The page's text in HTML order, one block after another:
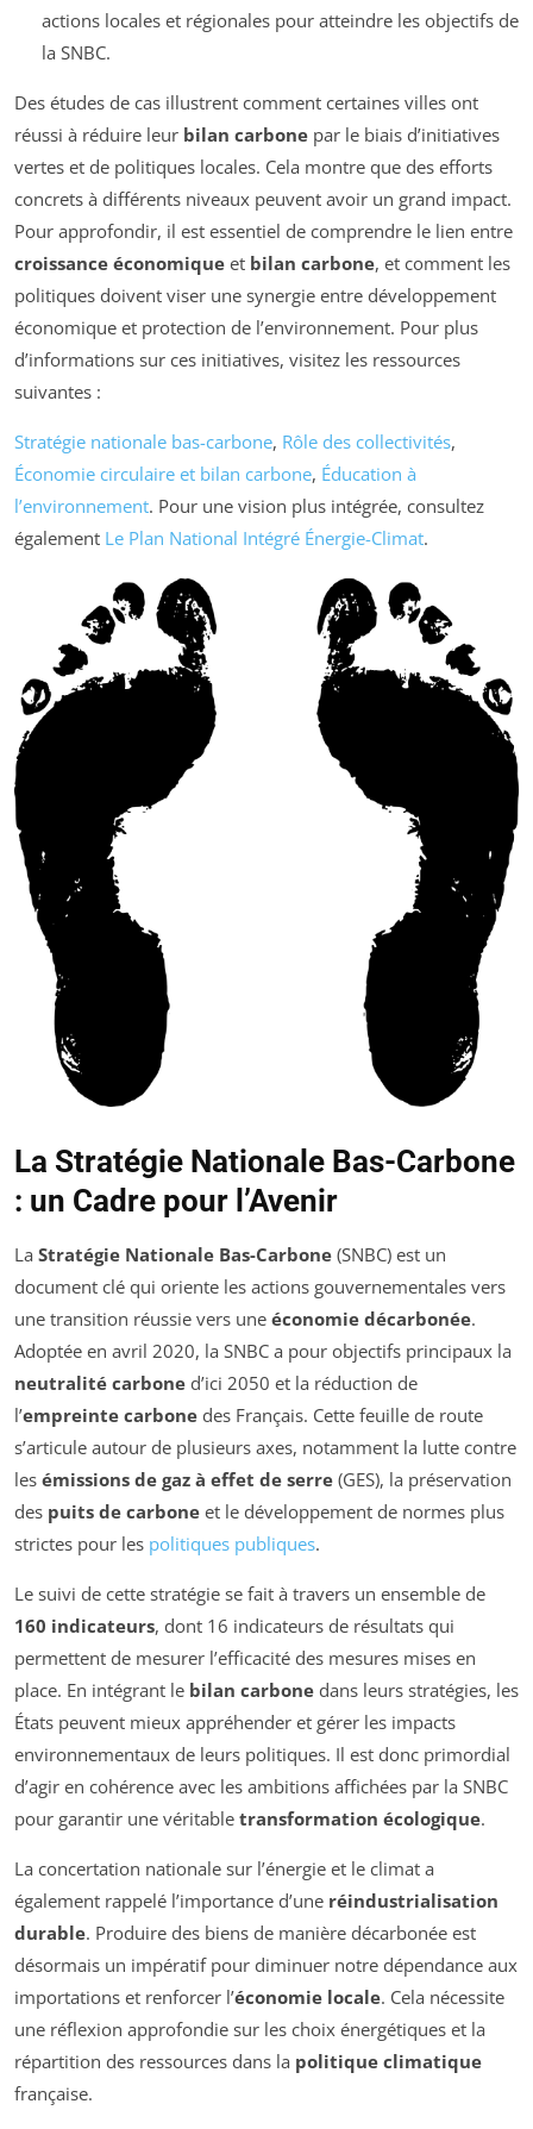
actions locales et régionales pour atteindre les objectifs de
la SNBC.
Des études de cas illustrent comment certaines villes ont
réussi à réduire leur bilan carbone par le biais d’initiatives
vertes et de politiques locales. Cela montre que des efforts
concrets à différents niveaux peuvent avoir un grand impact.
Pour approfondir, il est essentiel de comprendre le lien entre
croissance économique et bilan carbone, et comment les
politiques doivent viser une synergie entre développement
économique et protection de l’environnement. Pour plus
d’informations sur ces initiatives, visitez les ressources
suivantes :
Stratégie nationale bas-carbone, Rôle des collectivités,
Économie circulaire et bilan carbone, Éducation à
l’environnement. Pour une vision plus intégrée, consultez
également Le Plan National Intégré Énergie-Climat.
La Stratégie Nationale Bas-Carbone
: un Cadre pour l’Avenir
La Stratégie Nationale Bas-Carbone (SNBC) est un
document clé qui oriente les actions gouvernementales vers
une transition réussie vers une économie décarbonée.
Adoptée en avril 2020, la SNBC a pour objectifs principaux la
neutralité carbone d’ici 2050 et la réduction de
l’empreinte carbone des Français. Cette feuille de route
s’articule autour de plusieurs axes, notamment la lutte contre
les émissions de gaz à effet de serre (GES), la préservation
des puits de carbone et le développement de normes plus
strictes pour les politiques publiques.
Le suivi de cette stratégie se fait à travers un ensemble de
160 indicateurs, dont 16 indicateurs de résultats qui
permettent de mesurer l’efficacité des mesures mises en
place. En intégrant le bilan carbone dans leurs stratégies, les
États peuvent mieux appréhender et gérer les impacts
environnementaux de leurs politiques. Il est donc primordial
d’agir en cohérence avec les ambitions affichées par la SNBC
pour garantir une véritable transformation écologique.
La concertation nationale sur l’énergie et le climat a
également rappelé l’importance d’une réindustrialisation
durable. Produire des biens de manière décarbonée est
désormais un impératif pour diminuer notre dépendance aux
importations et renforcer l’économie locale. Cela nécessite
une réflexion approfondie sur les choix énergétiques et la
répartition des ressources dans la politique climatique
française.